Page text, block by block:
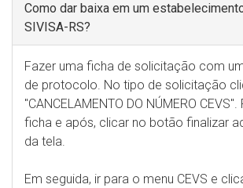
Como dar baixa em um
SIVISA-RS?
Fazer uma ficha de solicitação com
de protocolo. No tipo de solicitação
"CANCELAMENTO DO NÚMERO
ficha e após, clicar no botão finalizar
da tela.
Em seguida, ir para o menu CEVS e